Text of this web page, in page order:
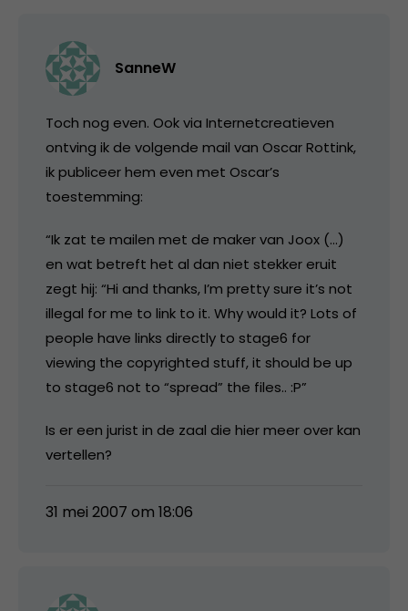
SanneW
Toch nog even. Ook via Internetcreatieven
ontving ik de volgende mail van Oscar Rottink,
ik publiceer hem even met Oscar’s
toestemming:
“Ik zat te mailen met de maker van Joox (…)
en wat betreft het al dan niet stekker eruit
zegt hij: “Hi and thanks, I’m pretty sure it’s not
illegal for me to link to it. Why would it? Lots of
people have links directly to stage6 for
viewing the copyrighted stuff, it should be up
to stage6 not to “spread” the files.. :P”
Is er een jurist in de zaal die hier meer over kan
vertellen?
31 mei 2007 om 18:06